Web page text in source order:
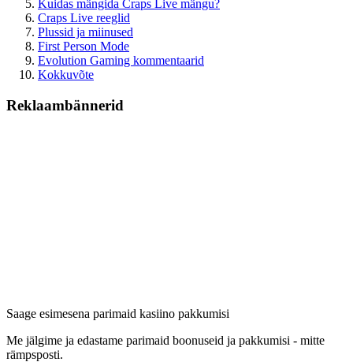
Kuidas mängida Craps Live mängu?
Craps Live reeglid
Plussid ja miinused
First Person Mode
Evolution Gaming kommentaarid
Kokkuvõte
Reklaambännerid
Saage esimesena parimaid kasiino pakkumisi
Me jälgime ja edastame parimaid boonuseid ja pakkumisi - mitte
rämpsposti.